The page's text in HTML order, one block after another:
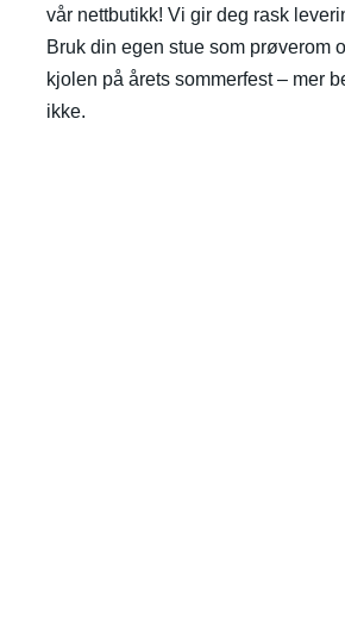
vår nettbutikk! Vi gir deg rask
Bruk din egen stue som prøverom
kjolen på årets sommerfest – mer
ikke.